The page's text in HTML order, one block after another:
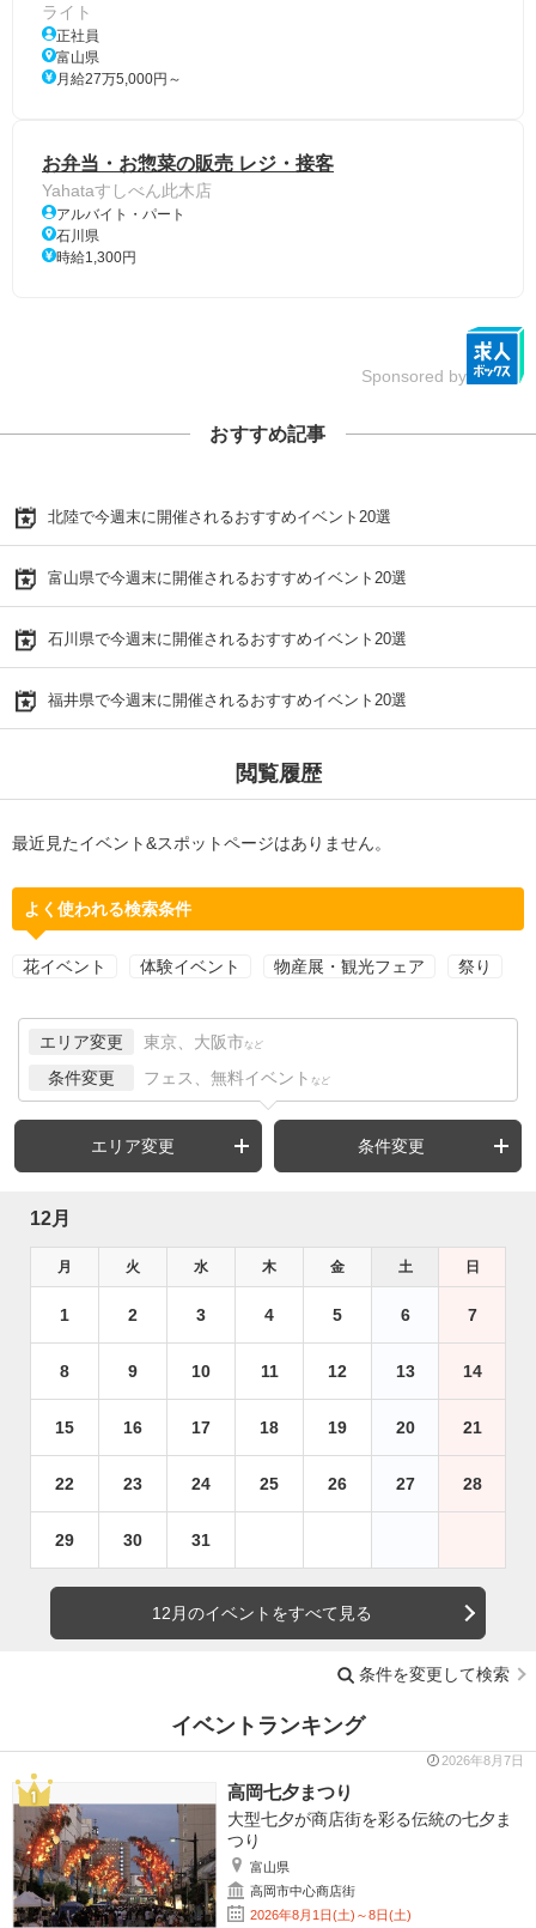
ライト
正社員
富山県
月給27万5,000円～
お弁当・お惣菜の販売 レジ・接客
Yahataすしべん此木店
アルバイト・パート
石川県
時給1,300円
Sponsored by
おすすめ記事
北陸で今週末に開催されるおすすめイベント20選
富山県で今週末に開催されるおすすめイベント20選
石川県で今週末に開催されるおすすめイベント20選
福井県で今週末に開催されるおすすめイベント20選
閲覧履歴
最近見たイベント&スポットページはありません。
よく使われる検索条件
花イベント 体験イベント 物産展・観光フェア 祭り
エリア変更 東京、大阪市 など
条件変更 フェス、無料イベント など
エリア変更 条件変更
12月
月 火 水 木 金 土 日
1 2 3 4 5 6 7
8 9 10 11 12 13 14
15 16 17 18 19 20 21
22 23 24 25 26 27 28
29 30 31
12月のイベントをすべて見る
条件を変更して検索
イベントランキング
2026年8月7日
高岡七夕まつり
大型七夕が商店街を彩る伝統の七夕ま
つり
富山県
高岡市中心商店街
2026年8月1日(土)～8日(土)